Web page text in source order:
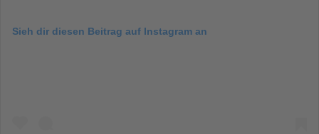
Sieh dir diesen Beitrag auf Instagram an